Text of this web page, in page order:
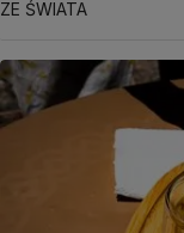
ZE ŚWIATA